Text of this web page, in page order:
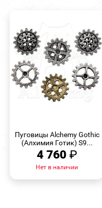
Пуговицы Alchemy Gothic
(Алхимия Готик) S9...
4 760 ₽
Нет в наличии